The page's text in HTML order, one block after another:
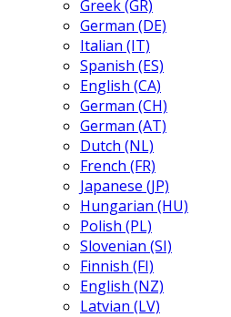
Greek (GR)
German (DE)
Italian (IT)
Spanish (ES)
English (CA)
German (CH)
German (AT)
Dutch (NL)
French (FR)
Japanese (JP)
Hungarian (HU)
Polish (PL)
Slovenian (SI)
Finnish (FI)
English (NZ)
Latvian (LV)